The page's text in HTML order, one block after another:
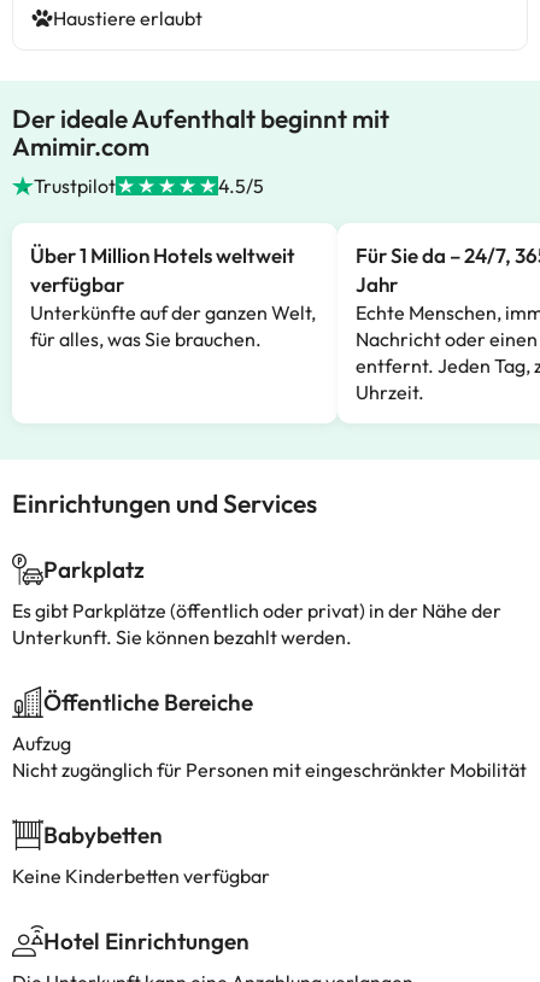
Haustiere erlaubt
Der ideale Aufenthalt beginnt mit
Amimir.com
Trustpilot 4.5/5
Über 1 Million Hotels weltweit
verfügbar
Unterkünfte auf der ganzen Welt,
für alles, was Sie brauchen.
Für Sie da – 24/7,
Jahr
Echte Menschen,
Nachricht oder
entfernt. Jeden Tag,
Uhrzeit.
Einrichtungen und Services
Parkplatz
Es gibt Parkplätze (öffentlich oder privat) in der Nähe der
Unterkunft. Sie können bezahlt werden.
Öffentliche Bereiche
Aufzug
Nicht zugänglich für Personen mit eingeschränkter Mobilität
Babybetten
Keine Kinderbetten verfügbar
Hotel Einrichtungen